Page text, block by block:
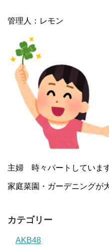
管理人：レモン
主婦 時々パートしています
家庭菜園・ガーデニングが
カテゴリー
AKB48